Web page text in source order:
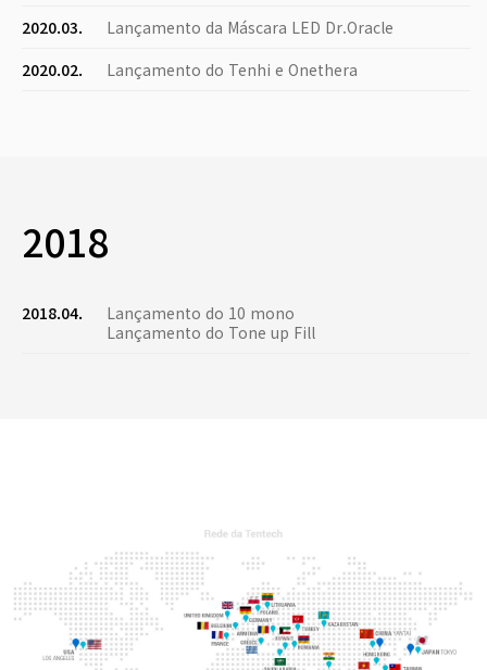
2020.03.
Lançamento da Máscara LED Dr.Oracle
2020.02.
Lançamento do Tenhi e Onethera
2018
2018.04.
Lançamento do 10 mono
Lançamento do Tone up Fill